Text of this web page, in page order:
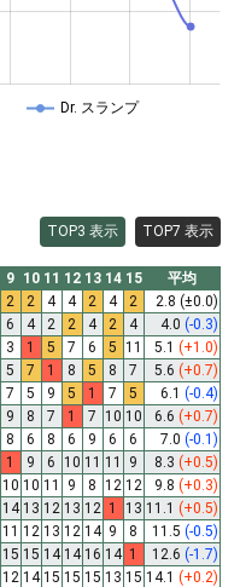
Dr. スランプ
TOP3 表示 TOP7 表示
9 10 11 12 13 14 15
平均
2 2 4 4 2 4 2 2.8 (±0.0)
6 4 2 2 4 2 4 4.0 (-0.3)
3 1 5 7 6 5 11 5.1 (+1.0)
5 7 1 8 5 8 7 5.6 (+0.7)
7 5 9 5 1 7 5 6.1 (-0.4)
9 8 7 1 7 10 10 6.6 (+0.7)
8 6 8 6 9 6 6 7.0 (-0.1)
1 9 6 10 11 11 9 8.3 (+0.5)
10 10 11 9 8 12 12 9.8 (+0.3)
14 13 12 13 12 1 13 11.1 (+0.5)
11 12 13 12 14 9 8 11.5 (-0.5)
15 15 14 14 16 14 1 12.6 (-1.7)
12 14 15 15 15 13 15 14.1 (+0.2)